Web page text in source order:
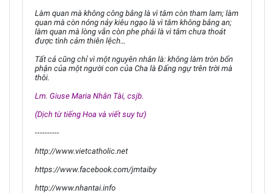
Làm quan mà không công bằng là vì tâm còn tham lam; làm
quan mà còn nóng nảy kiêu ngạo là vì tâm không bằng an;
làm quan mà lòng vẫn còn phe phái là vì tâm chưa thoát
được tình cảm thiên lệch…
Tất cả cũng chỉ vì một nguyên nhân là: không làm tròn bổn
phận của một người con của Cha là Đấng ngự trên trời mà
thôi.
Lm. Giuse Maria Nhân Tài, csjb.
(Dịch từ tiếng Hoa và viết suy tư)
----------
http://www.vietcatholic.net
https://www.facebook.com/jmtaiby
http://www.nhantai.info